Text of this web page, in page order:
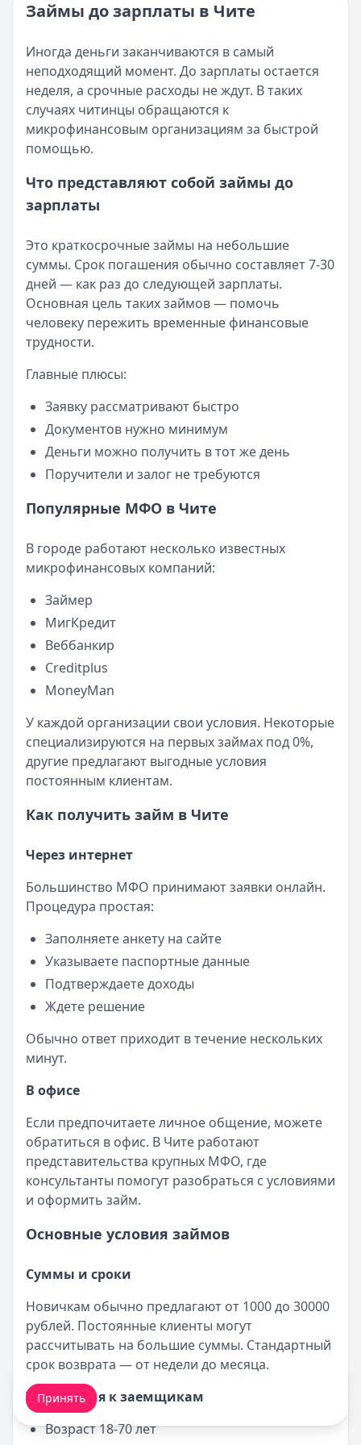
Категория:МФО и микрозаймы
Все статьи
Возврат переплаты в «Займере»: актуальная
Опубликовано:5 декабря 2025 г.
Категория:МФО
Читать новость
Срочный микрозайм 15 000 ₽ на карту: свежая
Кратко:Нужны 15 000 рублей на карту прямо сегодня?
Опубликовано:
Читать новость
Рекордный рост доли клиентов МФО с iPhone: что
Опубликовано:5 декабря 2025 г.
Категория: МФО
Читать новость
57 сервисов микрозаймов через Госуслуги: где
Кратко:Авторизация через Госуслуги ускоряет
Опубликовано:
Читать новость
Смс о «одобренном займе» от Bigmani Ru: как
Кратко:Пришло СМС об одобрении займа от Bigmani
Опубликовано:
23 ноября 2025 г.
Категория:МФО
Читать новость
Все новости
Займы до зарплаты в Чите
Иногда деньги заканчиваются в самый
неподходящий момент. До зарплаты остается
неделя, а срочные расходы не ждут. В таких
случаях читинцы обращаются к
микрофинансовым организациям за быстрой
помощью.
Что представляют собой займы до
зарплаты
Это краткосрочные займы на небольшие
суммы. Срок погашения обычно составляет 7-30
дней — как раз до следующей зарплаты.
Основная цель таких займов — помочь
человеку пережить временные финансовые
трудности.
Главные плюсы:
Заявку рассматривают быстро
Документов нужно минимум
Деньги можно получить в тот же день
Поручители и залог не требуются
Популярные МФО в Чите
В городе работают несколько известных
микрофинансовых компаний:
Займер
МигКредит
Веббанкир
Creditplus
MoneyMan
У каждой организации свои условия. Некоторые
специализируются на первых займах под 0%,
другие предлагают выгодные условия
постоянным клиентам.
Как получить займ в Чите
Через интернет
Большинство МФО принимают заявки онлайн.
Процедура простая:
Заполняете анкету на сайте
Указываете паспортные данные
Подтверждаете доходы
Ждете решение
Обычно ответ приходит в течение нескольких
минут.
В офисе
Если предпочитаете личное общение, можете
обратиться в офис. В Чите работают
представительства крупных МФО, где
консультанты помогут разобраться с условиями
и оформить займ.
Основные условия займов
Суммы и сроки
Новичкам обычно предлагают от 1000 до 30000
рублей. Постоянные клиенты могут
рассчитывать на большие суммы. Стандартный
срок возврата — от недели до месяца.
Требования к заемщикам
Возраст 18-70 лет
Мы обрабатываем ваши cookie-файлы
Принять